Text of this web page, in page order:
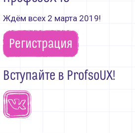
Ждём всех 2 марта 2019!
Регистрация
Вступайте в ProfsoUX!